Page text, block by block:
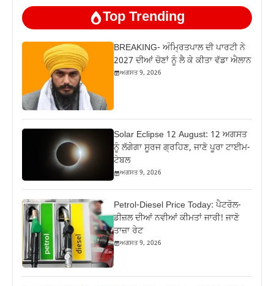
Top Trending
BREAKING- ਅੰਮ੍ਰਿਤਪਾਲ ਦੀ ਪਾਰਟੀ ਨੇ
2027 ਦੀਆਂ ਚੋਣਾਂ ਨੂੰ ਲੈ ਕੇ ਕੀਤਾ ਵੱਡਾ ਐਲਾਨ
ਅਗਸਤ 9, 2026
Solar Eclipse 12 August: 12 ਅਗਸਤ
ਨੂੰ ਲੱਗੇਗਾ ਸੂਰਜ ਗ੍ਰਹਿਣ, ਜਾਣੋ ਪੂਰਾ ਟਾਈਮ-
ਟੇਬਲ
ਅਗਸਤ 9, 2026
Petrol-Diesel Price Today: ਪੈਟਰੋਲ-
ਡੀਜ਼ਲ ਦੀਆਂ ਨਵੀਆਂ ਕੀਮਤਾਂ ਜਾਰੀ! ਜਾਣੋ
ਤਾਜ਼ਾ ਰੇਟ
ਅਗਸਤ 9, 2026